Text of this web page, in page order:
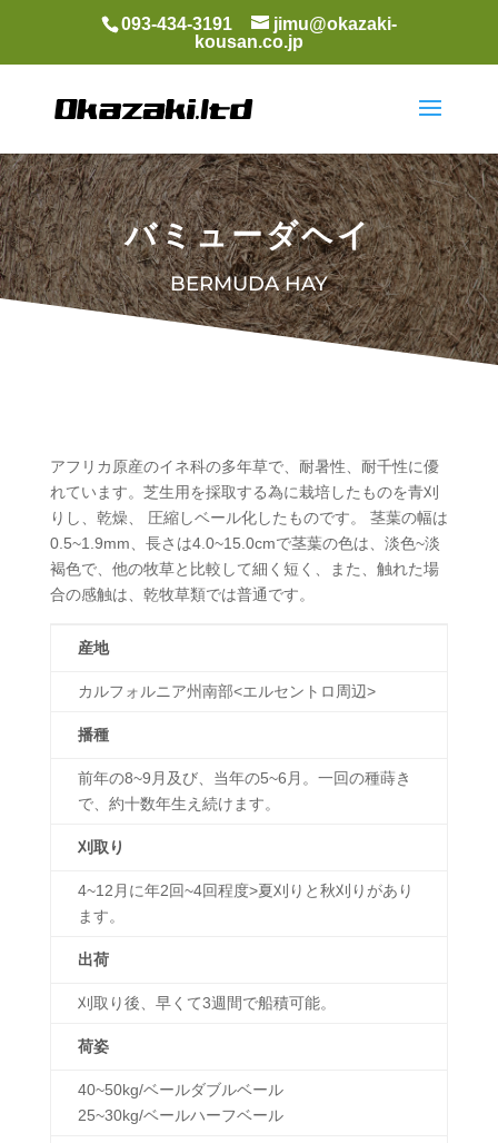
093-434-3191
jimu@okazaki-
kousan.co.jp
バミューダヘイ
BERMUDA HAY
アフリカ原産のイネ科の多年草で、耐暑性、耐千性に優
れています。芝生用を採取する為に栽培したものを青刈
りし、乾燥、 圧縮しベール化したものです。 茎葉の幅は
0.5~1.9mm、長さは4.0~15.0cmで茎葉の色は、淡色~淡
褐色で、他の牧草と比較して細く短く、また、触れた場
合の感触は、乾牧草類では普通です。
産地
カルフォルニア州南部<エルセントロ周辺>
播種
前年の8~9月及び、当年の5~6月。一回の種蒔き
で、約十数年生え続けます。
刈取り
4~12月に年2回~4回程度>夏刈りと秋刈りがあり
ます。
出荷
刈取り後、早くて3週間で船積可能。
荷姿
40~50kg/ベールダブルベール
25~30kg/ベールハーフベール